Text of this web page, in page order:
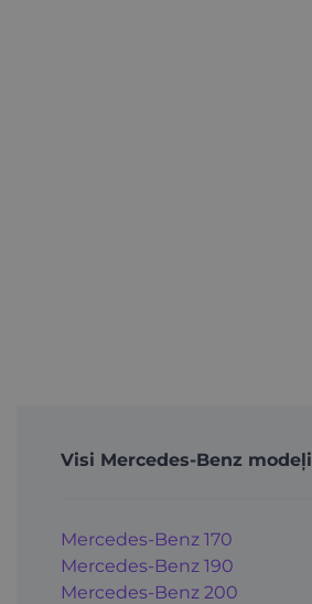
Visi Mercedes-Benz modeļi
Mercedes-Benz 170
Mercedes-Benz 190
Mercedes-Benz 200